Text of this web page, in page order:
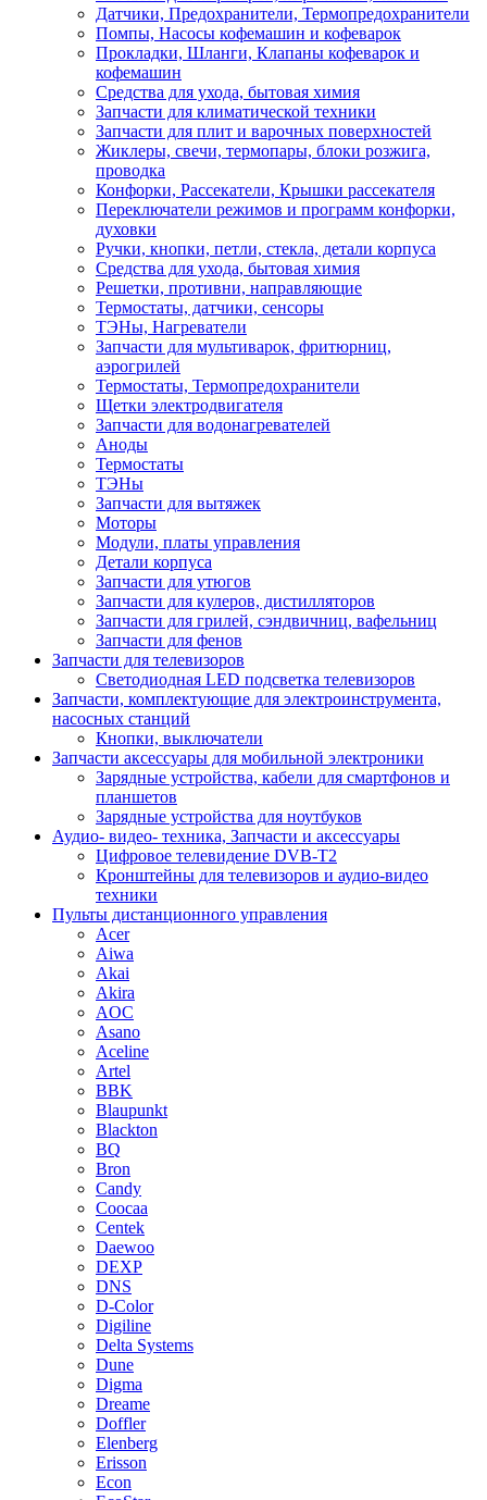
Датчики, Предохранители, Термопредохранители
Помпы, Насосы кофемашин и кофеварок
Прокладки, Шланги, Клапаны кофеварок и
кофемашин
Средства для ухода, бытовая химия
Запчасти для климатической техники
Запчасти для плит и варочных поверхностей
Жиклеры, свечи, термопары, блоки розжига,
проводка
Конфорки, Рассекатели, Крышки рассекателя
Переключатели режимов и программ конфорки,
духовки
Ручки, кнопки, петли, стекла, детали корпуса
Средства для ухода, бытовая химия
Решетки, противни, направляющие
Термостаты, датчики, сенсоры
ТЭНы, Нагреватели
Запчасти для мультиварок, фритюрниц,
аэрогрилей
Термостаты, Термопредохранители
Щетки электродвигателя
Запчасти для водонагревателей
Аноды
Термостаты
ТЭНы
Запчасти для вытяжек
Моторы
Модули, платы управления
Детали корпуса
Запчасти для утюгов
Запчасти для кулеров, дистилляторов
Запчасти для грилей, сэндвичниц, вафельниц
Запчасти для фенов
Запчасти для телевизоров
Светодиодная LED подсветка телевизоров
Запчасти, комплектующие для электроинструмента,
насосных станций
Кнопки, выключатели
Запчасти аксессуары для мобильной электроники
Зарядные устройства, кабели для смартфонов и
планшетов
Зарядные устройства для ноутбуков
Аудио- видео- техника, Запчасти и аксессуары
Цифровое телевидение DVB-T2
Кронштейны для телевизоров и аудио-видео
техники
Пульты дистанционного управления
Acer
Aiwa
Akai
Akira
AOC
Asano
Aceline
Artel
BBK
Blaupunkt
Blackton
BQ
Bron
Candy
Coocaa
Centek
Daewoo
DEXP
DNS
D-Color
Digiline
Delta Systems
Dune
Digma
Dreame
Doffler
Elenberg
Erisson
Econ